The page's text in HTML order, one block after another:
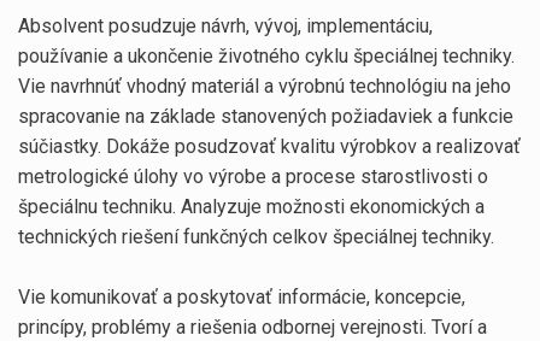
Absolvent posudzuje návrh, vývoj, implementáciu,
používanie a ukončenie životného cyklu špeciálnej techniky.
Vie navrhnúť vhodný materiál a výrobnú technológiu na jeho
spracovanie na základe stanovených požiadaviek a funkcie
súčiastky. Dokáže posudzovať kvalitu výrobkov a realizovať
metrologické úlohy vo výrobe a procese starostlivosti o
špeciálnu techniku. Analyzuje možnosti ekonomických a
technických riešení funkčných celkov špeciálnej techniky.
Vie komunikovať a poskytovať informácie, koncepcie,
princípy, problémy a riešenia odbornej verejnosti. Tvorí a